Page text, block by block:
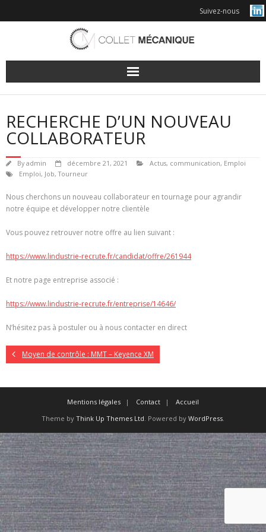
Suivez-nous
RECHERCHE D’UN NOUVEAU
COLLABORATEUR
Byadmin décembre 21, 2021 Actus, communication, Emploi
Emploi, Job,Tourneur
Nous cherchons un nouveau collaborateur en tournage pour agrandir
notre équipe et développer notre clientèle
Vous pouvez retrouver notre offre au lien suivant :
https://www.lindustrie-recrute.fr/candidat/offre/261944
Et notre page entreprise associé :
https://www.lindustrie-recrute.fr/entreprise/14646/
N’hésitez pas à postuler ou à nous contacter en direct
Moyen de contrôle : MMT – Keyence XM
Mentions légales Contact
Accueil
Theme by Think Up Themes Ltd . Powered by WordPress